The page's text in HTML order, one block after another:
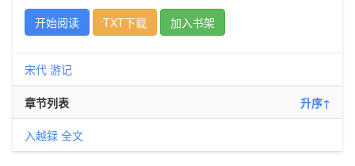
开始阅读
TXT下载 加入书架
宋代 游记
章节列表 升序↑
入越録 全文